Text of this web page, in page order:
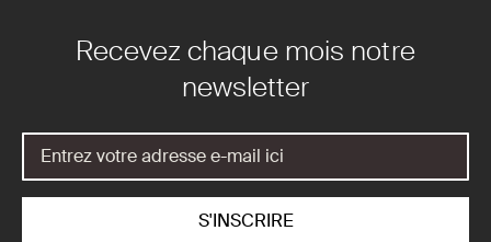
Recevez chaque mois notre
newsletter